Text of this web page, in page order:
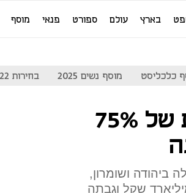
בארץ עולם ספורט פנאי מוסף
כלכליסט מוסף נשים 2025 בחירות 2022
המתנחלים עושים תספורת של 75%
ושומרון,
בעשורים האחרונים הלוואות בהיקף 1.2 מיליארד שקל וגבתה